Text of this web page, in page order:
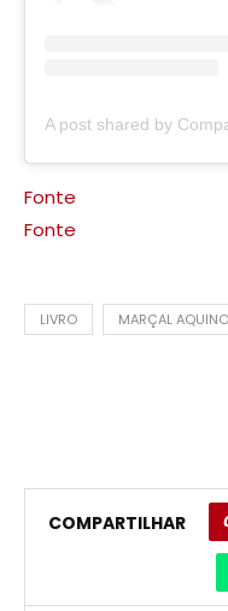
Fonte
Fonte
LIVRO MARÇAL AQUINO
COMPARTILHAR